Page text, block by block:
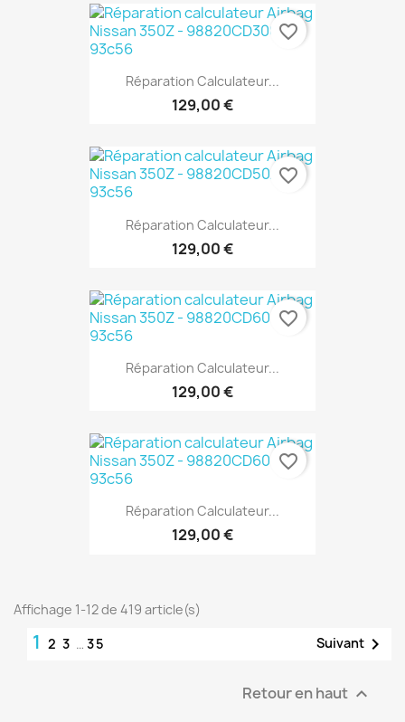
Réparation Calculateur...
129,00 €
favorite_border
Réparation Calculateur...
129,00 €
favorite_border
Réparation Calculateur...
129,00 €
favorite_border
Réparation Calculateur...
129,00 €
favorite_border
Affichage 1-12 de 419 article(s)
1 2 3 … 35 Suivant 
Retour en haut 